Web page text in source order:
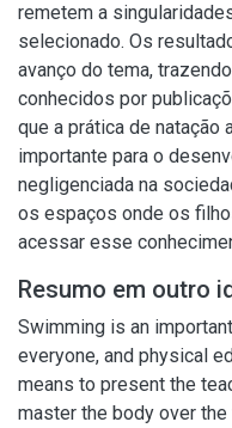
remetem a
selecionado. Os
avanço do tema,
conhecidos por
que a prática de natação
importante para o
negligenciada na
os espaços onde os
acessar esse
Resumo em outro
Swimming is an
everyone, and physical
means to present the
master the body over